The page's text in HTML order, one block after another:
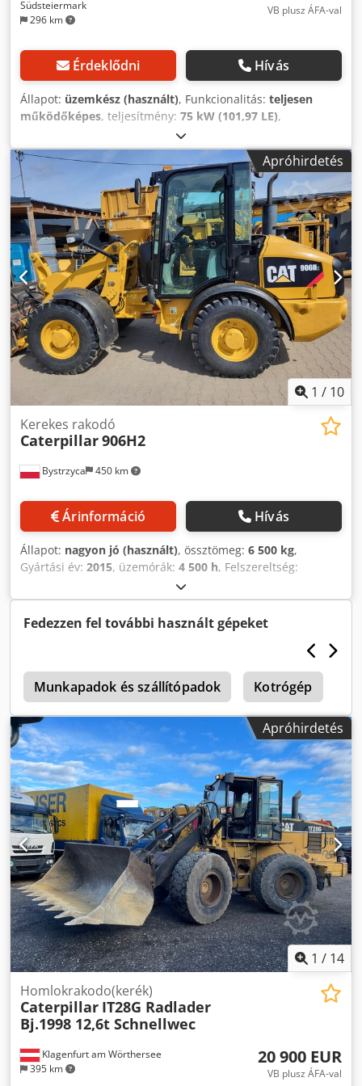
Südsteiermark
296 km
VB plusz ÁFA-val
Érdeklődni Hívás
Állapot: üzemkész (használt), Funkcionalitás: teljesen
működőképes, teljesítmény: 75 kW (101,97 LE),
, emelési teljesítmény:
emelési magasság:10 000 mm, Gyártási év:2012,
üzemórák:
2 421 h, Felszereltség:fülke, kiegészítő
fényszórók, raklapvillák, utánfutó vonófej,
összkerékhajtás, MANITOU MT 1030 teleszkópos
rakodógép Gyártási év: 2012 2421 üzemóra (valós,
dokumentált üzemóra) 3 tonnás emelőképesség 10
méteres emelési magasság 74,5 kW-os Perkins motor -
egyszerű, mechanikus teleszkópos rakodógép! - villa
tartozék Dcedpfx Adjy Stt Ijrsk - kiegészítő hidraulikus kör a
villa tartójáig - támasztólábak - összkerék-hajtás - 3
kormányzási mód - fűtéssel ellátott kabin - világítási
rendszer irányjelzővel - jó állapotú gumiabroncsok! -
azonnal használatba vehető! Eladási ár: 26 900,– nettó
Kedvező szállítási feltételek is lehetségesek! Felár
ellenében új kanállal vagy új munkakosárral is
megvásárolható!
Apróhirdetés
1 / 10
Bystrzyca 450 km
Kerekes rakodó
Caterpillar906H2
Árinformáció Hívás
Állapot: nagyon jó (használt), össztömeg: 6 500 kg,
Gyártási év: 2015, üzemórák: 4 500 h, Felszereltség:
, CAT 906 Djdpoztb R Iofx Adrock 2015 4500
üzemóra Kanál és villa tartozék
Fedezzen fel további használt gépeket
Munkapadok és szállítópadok Kotrógép
Apróhirdetés
1 / 14
Klagenfurt am Wörthersee
395 km
Homlokrakodo(kerék)
Caterpillar IT28G Radlader
Bj.1998 12,6t Schnellwec
20 900 EUR
VB plusz ÁFA-val